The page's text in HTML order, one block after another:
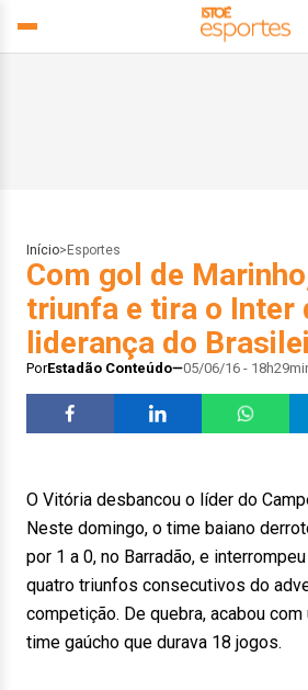
Início> Esportes
Com gol de
triunfa e tira o Inter
liderança do
PorEstadão Conteúdo 05/06/16 -
O Vitória desbancou o líder do
Neste domingo, o time baiano
por 1 a 0, no Barradão, e
quatro triunfos consecutivos do
competição. De quebra, acabou
time gaúcho que durava 18 jogos.